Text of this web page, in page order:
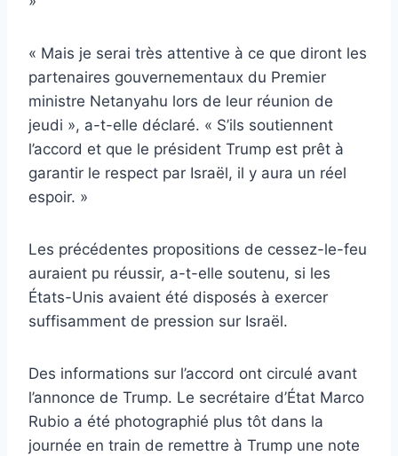
« Mais je serai très attentive à ce que diront les
partenaires gouvernementaux du Premier
ministre Netanyahu lors de leur réunion de
jeudi », a-t-elle déclaré. « S’ils soutiennent
l’accord et que le président Trump est prêt à
garantir le respect par Israël, il y aura un réel
espoir. »
Les précédentes propositions de cessez-le-feu
auraient pu réussir, a-t-elle soutenu, si les
États-Unis avaient été disposés à exercer
suffisamment de pression sur Israël.
Des informations sur l’accord ont circulé avant
l’annonce de Trump. Le secrétaire d’État Marco
Rubio a été photographié plus tôt dans la
journée en train de remettre à Trump une note